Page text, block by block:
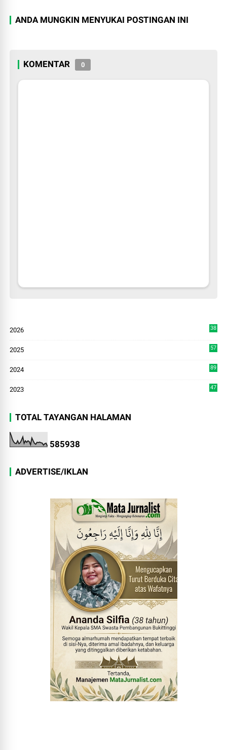
ANDA MUNGKIN MENYUKAI POSTINGAN INI
KOMENTAR 0
2026
38
2025
57
2024
89
2023 47
TOTAL TAYANGAN HALAMAN
585938
ADVERTISE/IKLAN